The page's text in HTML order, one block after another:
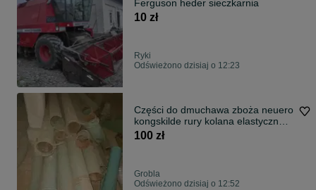
Ferguson heder sieczkarnia
10 zł
Ryki
Odświeżono dzisiaj o 12:23
Części do dmuchawa zboża neuero
kongskilde rury kolana elastyczne
rozgałęznik
100 zł
Grobla
Odświeżono dzisiaj o 12:52